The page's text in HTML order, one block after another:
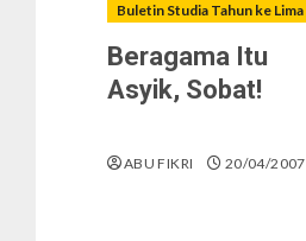
Buletin Studia Tahun ke Lima
Beragama Itu
Asyik, Sobat!
ABU FIKRI 20/04/2007